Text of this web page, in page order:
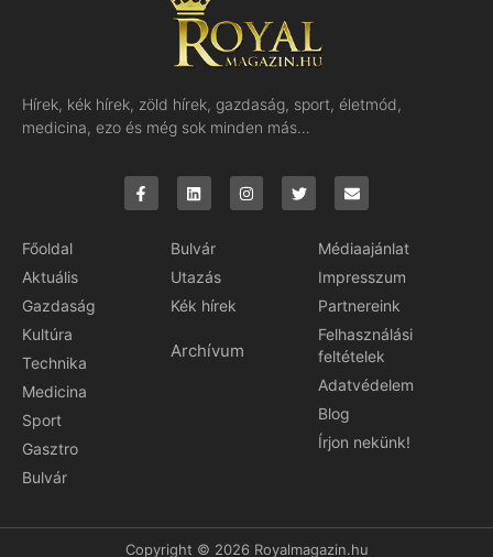
Hírek, kék hírek, zöld hírek, gazdaság, sport, életmód,
medicina, ezo és még sok minden más…
Főoldal
Aktuális
Gazdaság
Kultúra
Technika
Medicina
Sport
Gasztro
Bulvár
Bulvár
Utazás
Kék hírek
Archívum
Médiaajánlat
Impresszum
Partnereink
Felhasználási
feltételek
Adatvédelem
Blog
Írjon nekünk!
Copyright © 2026 Royalmagazin.hu